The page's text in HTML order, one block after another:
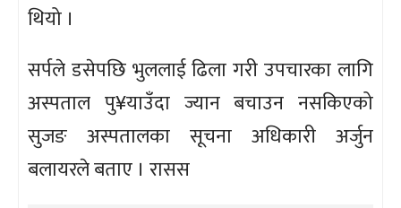
थियो ।
सर्पले डसेपछि भुललाई ढिला गरी उपचारका लागि
अस्पताल पु¥याउँदा ज्यान बचाउन नसकिएको
सुजङ अस्पतालका सूचना अधिकारी अर्जुन
बलायरले बताए । रासस